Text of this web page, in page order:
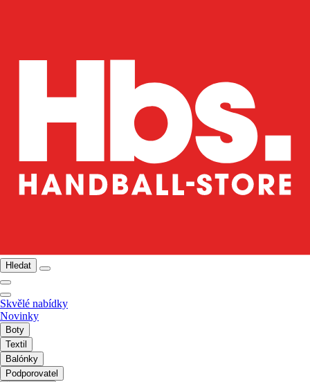
Hledat
Skvělé nabídky
Novinky
Boty
Textil
Balónky
Podporovatel